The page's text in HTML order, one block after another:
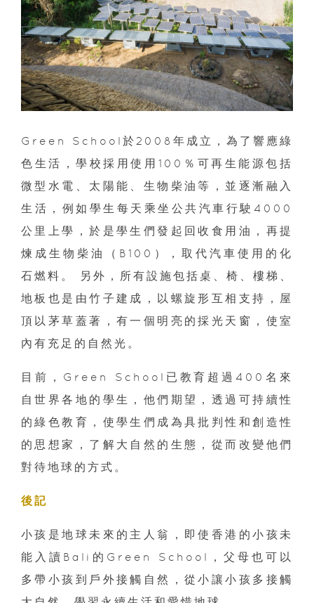
Green School於2008年成立，為了響應綠
色生活，學校採用使用100％可再生能源包括
微型水電、太陽能、生物柴油等，並逐漸融入
生活，例如學生每天乘坐公共汽車行駛4000
公里上學，於是學生們發起回收食用油，再提
煉成生物柴油（B100），取代汽車使用的化
石燃料。 另外，所有設施包括桌、椅、樓梯、
地板也是由竹子建成，以螺旋形互相支持，屋
頂以茅草蓋著，有一個明亮的採光天窗，使室
內有充足的自然光。
目前，Green School已教育超過400名來
自世界各地的學生，他們期望，透過可持續性
的綠色教育，使學生們成為具批判性和創造性
的思想家，了解大自然的生態，從而改變他們
對待地球的方式。
後記
小孩是地球未來的主人翁，即使香港的小孩未
能入讀Bali的Green School，父母也可以
多帶小孩到戶外接觸自然，從小讓小孩多接觸